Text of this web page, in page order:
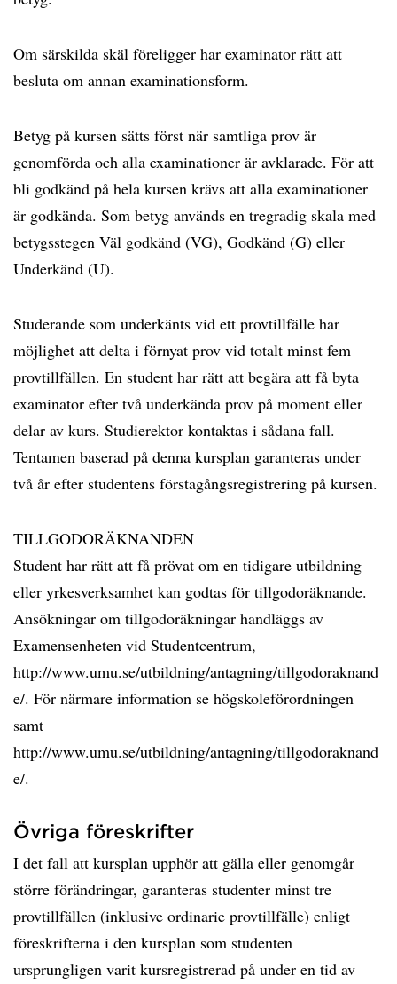
Om särskilda skäl föreligger har examinator rätt att
besluta om annan examinationsform.
Betyg på kursen sätts först när samtliga prov är
genomförda och alla examinationer är avklarade. För att
bli godkänd på hela kursen krävs att alla examinationer
är godkända. Som betyg används en tregradig skala med
betygsstegen Väl godkänd (VG), Godkänd (G) eller
Underkänd (U).
Studerande som underkänts vid ett provtillfälle har
möjlighet att delta i förnyat prov vid totalt minst fem
provtillfällen. En student har rätt att begära att få byta
examinator efter två underkända prov på moment eller
delar av kurs. Studierektor kontaktas i sådana fall.
Tentamen baserad på denna kursplan garanteras under
två år efter studentens förstagångsregistrering på kursen.
TILLGODORÄKNANDEN
Student har rätt att få prövat om en tidigare utbildning
eller yrkesverksamhet kan godtas för tillgodoräknande.
Ansökningar om tillgodoräkningar handläggs av
Examensenheten vid Studentcentrum,
http://www.umu.se/utbildning/antagning/tillgodoraknand
e/. För närmare information se högskoleförordningen
samt
http://www.umu.se/utbildning/antagning/tillgodoraknand
e/.
Övriga föreskrifter
I det fall att kursplan upphör att gälla eller genomgår
större förändringar, garanteras studenter minst tre
provtillfällen (inklusive ordinarie provtillfälle) enligt
föreskrifterna i den kursplan som studenten
ursprungligen varit kursregistrerad på under en tid av